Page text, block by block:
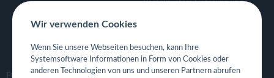
Bestellsystem Lieferung und
Eigene App für Restaurant
FOLGE UNS
Wir verwenden Cookies
Wenn Sie unsere Webseiten besuchen, kann Ihre
Systemsoftware Informationen in Form von Cookies oder
anderen Technologien von uns und unseren Partnern abrufen